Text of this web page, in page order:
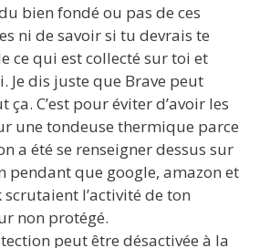
bien fondé ou pas de ces
ni de savoir si tu devrais te
ce qui est collecté sur toi et
Je dis juste que Brave peut
C’est pour éviter d’avoir les
une tondeuse thermique parce
a été se renseigner dessus sur
pendant que google, amazon et
l’activité de ton
non protégé.
peut être désactivée à la